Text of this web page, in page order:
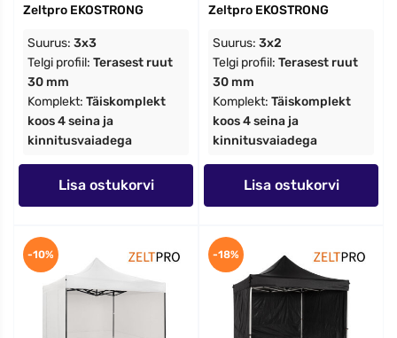
Zeltpro EKOSTRONG
Suurus: 3x3
Telgi profiil: Terasest ruut
30 mm
Komplekt: Täiskomplekt
koos 4 seina ja
kinnitusvaiadega
Lisa ostukorvi
Zeltpro EKOSTRONG
Suurus: 3x2
Telgi profiil: Terasest ruut
30 mm
Komplekt: Täiskomplekt
koos 4 seina ja
kinnitusvaiadega
Lisa ostukorvi
-10% -18%